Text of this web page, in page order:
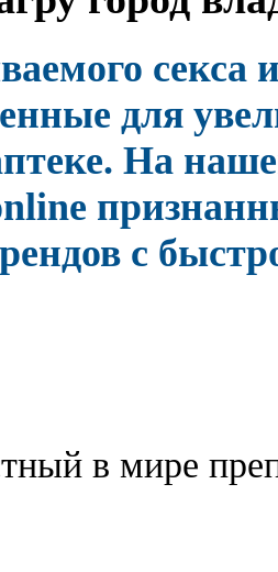
секса
для
На
с
в мире